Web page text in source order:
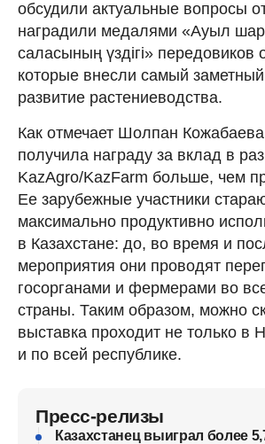
обсудили актуальные вопросы
наградили медалями «Ауыл
саласының үздігі» передовиков
которые внесли самый
развитие растениеводства.
Как отмечает Шолпан
получила награду за вклад в
KazAgro/KazFarm больше, чем
Ее зарубежные участники
максимально продуктивно
в Казахстане: до, во время и
мероприятия они проводят
госорганами и фермерами во
страны. Таким образом, можно
выставка проходит не только в
и по всей республике.
Пресс-релизы
Казахстанец выиграл более